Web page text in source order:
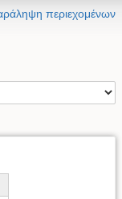
περιεχομένων